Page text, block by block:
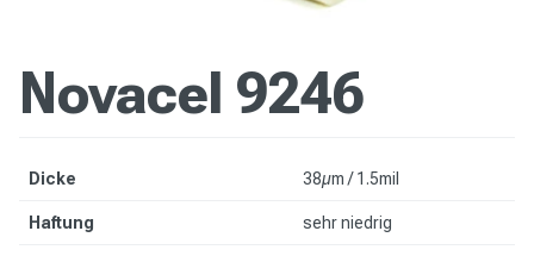
Novacel 9246
Dicke 38µm / 1.5mil
Haftung sehr niedrig